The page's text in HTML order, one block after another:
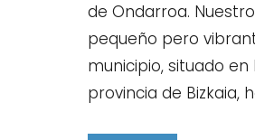
de Ondarroa. Nuestro
pequeño pero
municipio, situado en
provincia de Bizkaia,